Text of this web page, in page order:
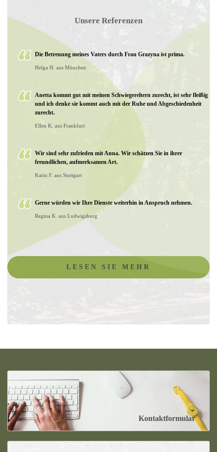
Unsere Referenzen
Die Betreuung meines Vaters durch Frau Grazyna ist prima.
Helga H. aus München
Anetta kommt gut mit meinen Schwiegereltern zurecht, ist sehr fleißig
und ich denke sie kommt auch mit der Ruhe und Abgeschiedenheit
zurecht.
Ellen K. aus Frankfurt
Wir sind sehr zufrieden mit Anna. Wir schätzen Sie in ihrer
freundlichen, aufmerksamen Art.
Karin F. aus Stuttgart
Gerne würden wir Ihre Dienste weiterhin in Anspruch nehmen.
Regina K. aus Ludwigsburg
LESEN SIE MEHR
Kontaktformular